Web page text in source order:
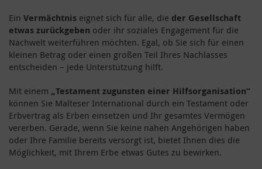
Ein Vermächtnis eignet sich für alle, die der Gesellschaft
etwas zurückgeben oder ihr soziales Engagement für die
Nachwelt weiterführen möchten. Egal, ob Sie sich für einen
kleinen Betrag oder einen großen Teil Ihres Nachlasses
entscheiden – jede Unterstützung hilft.
Mit einem „Testament zugunsten einer Hilfsorganisation“
können Sie Malteser International durch ein Testament oder
Erbvertrag als Erben einsetzen und Ihr gesamtes Vermögen
vererben. Gerade, wenn Sie keine nahen Angehörigen haben
oder Ihre Familie bereits versorgt ist, bietet Ihnen dies die
Möglichkeit, mit Ihrem Erbe etwas Gutes zu bewirken.